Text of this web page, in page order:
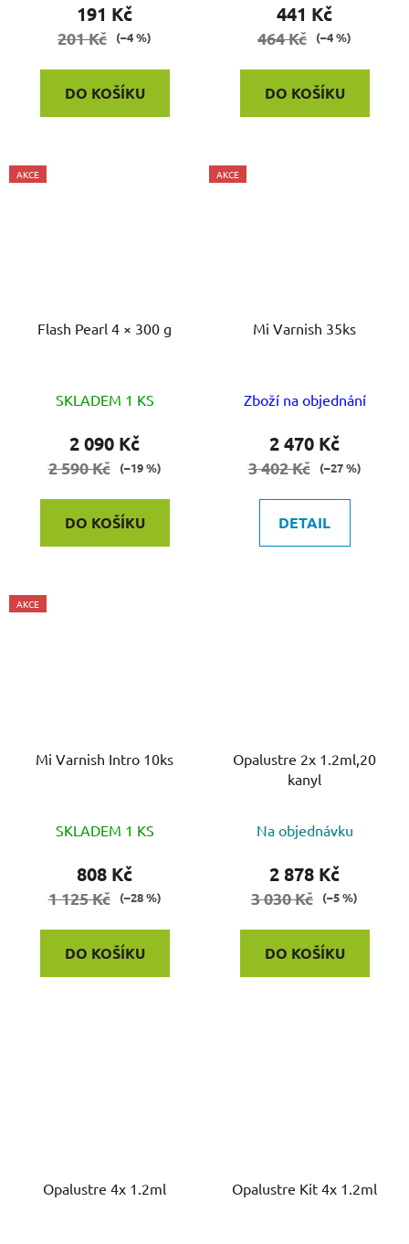
191 Kč
201 Kč (–4 %)
DO KOŠÍKU
441 Kč
464 Kč (–4 %)
DO KOŠÍKU
AKCE
Flash Pearl 4 × 300 g
SKLADEM 1 KS
2 090 Kč
2 590 Kč (–19 %)
DO KOŠÍKU
AKCE
Mi Varnish 35ks
Zboží na objednání
2 470 Kč
3 402 Kč (–27 %)
DETAIL
AKCE
Mi Varnish Intro 10ks
SKLADEM 1 KS
808 Kč
1 125 Kč (–28 %)
DO KOŠÍKU
Opalustre 2x 1.2ml,20
kanyl
Na objednávku
2 878 Kč
3 030 Kč (–5 %)
DO KOŠÍKU
Opalustre 4x 1.2ml Opalustre Kit 4x 1.2ml